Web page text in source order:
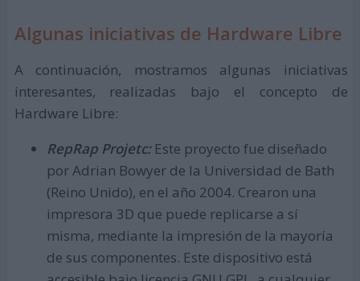
Algunas iniciativas de Hardware Libre
A continuación, mostramos algunas iniciativas
interesantes, realizadas bajo el concepto de
Hardware Libre:
RepRap Projetc: Este proyecto fue diseñado
por Adrian Bowyer de la Universidad de Bath
(Reino Unido), en el año 2004. Crearon una
impresora 3D que puede replicarse a sí
misma, mediante la impresión de la mayoría
de sus componentes. Este dispositivo está